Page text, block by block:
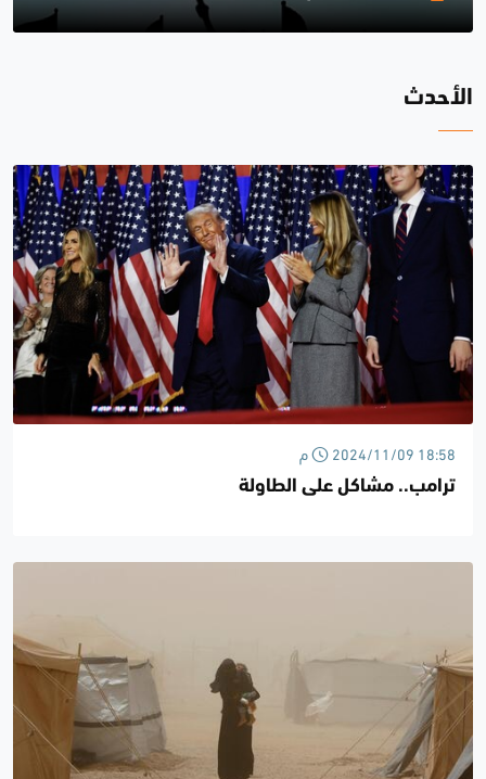
الأحدث
2024/11/09 18:58 م
ترامب.. مشاكل على الطاولة